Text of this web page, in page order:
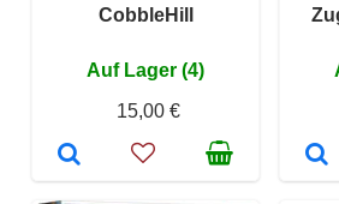
CobbleHill
Auf Lager (4)
15,00 €